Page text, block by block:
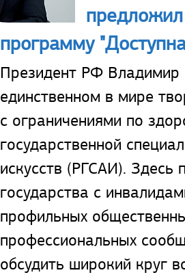
программу
Президент РФ Владимир
единственном в мире
с ограничениями по
государственной
искусств (РГСАИ). Здесь
государства с
профильных
профессиональных
обсудить широкий круг